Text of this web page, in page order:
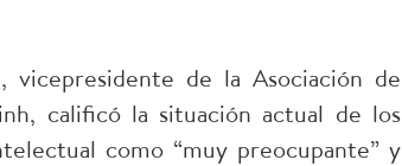
vicepresidente de la Asociación de
calificó la situación actual de los
como “muy preocupante” y